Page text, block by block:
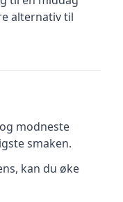
alternativ til
modneste
smaken.
kan du øke